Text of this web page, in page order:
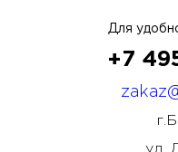
Для
+7
ул.